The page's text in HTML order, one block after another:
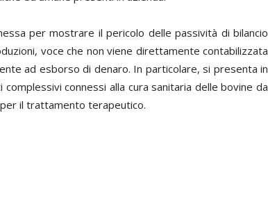
per mostrare il pericolo delle passività di bilancio
voce che non viene direttamente contabilizzata
ad esborso di denaro. In particolare, si presenta in
connessi alla cura sanitaria delle bovine da
il trattamento terapeutico.